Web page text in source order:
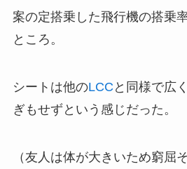
案の定搭乗した飛行機の搭乗
ところ。
シートは他のLCC と同様で広
ぎもせずという感じだった。
（友人は体が大きいため窮屈